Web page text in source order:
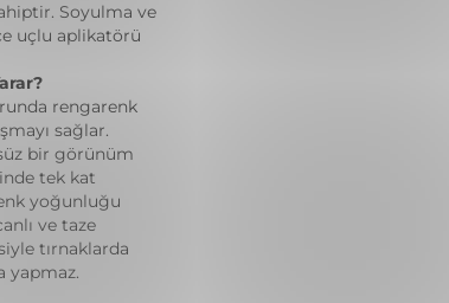
Soyulma ve
uçlu aplikatörü
rengarenk
sağlar.
bir görünüm
tek kat
yoğunluğu
ve taze
tırnaklarda
yapmaz.